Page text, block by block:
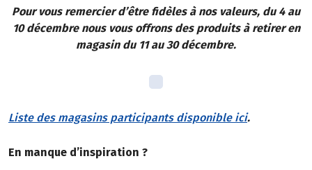
Pour vous remercier d’être fidèles à nos valeurs, du 4 au
10 décembre nous vous offrons des produits à retirer en
magasin du 11 au 30 décembre.
Liste des magasins participants disponible ici.
En manque d’inspiration ?